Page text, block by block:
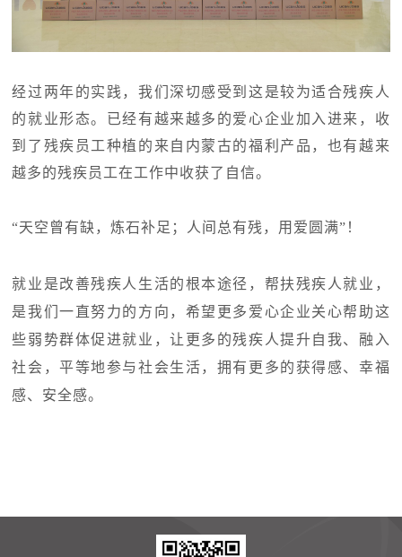
经过两年的实践，我们深切感受到这是较为适合残疾人
的就业形态。已经有越来越多的爱心企业加入进来，收
到了残疾员工种植的来自内蒙古的福利产品，也有越来
越多的残疾员工在工作中收获了自信。
“天空曾有缺，炼石补足；人间总有残，用爱圆满”！
就业是改善残疾人生活的根本途径，帮扶残疾人就业，
是我们一直努力的方向，希望更多爱心企业关心帮助这
些弱势群体促进就业，让更多的残疾人提升自我、融入
社会，平等地参与社会生活，拥有更多的获得感、幸福
感、安全感。